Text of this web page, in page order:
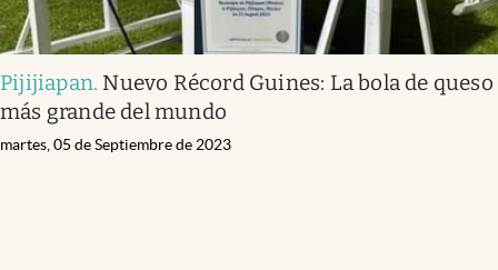
Pijijiapan. Nuevo Récord Guines: La bola de queso
más grande del mundo
martes, 05 de Septiembre de 2023